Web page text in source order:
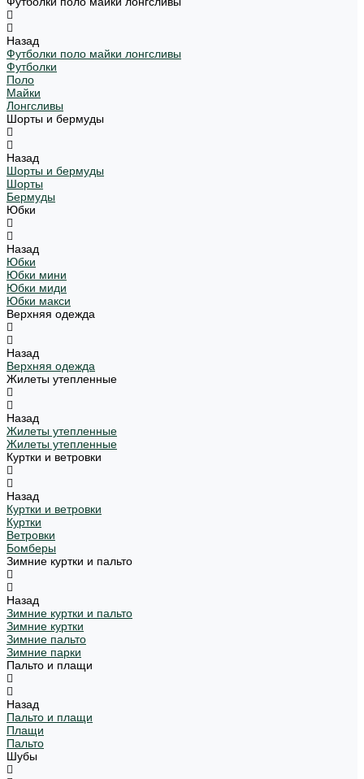
Назад
Футболки поло майки лонгсливы
Футболки
Поло
Майки
Лонгсливы
Шорты и бермуды
Назад
Шорты и бермуды
Шорты
Бермуды
Юбки
Назад
Юбки
Юбки мини
Юбки миди
Юбки макси
Верхняя одежда
Назад
Верхняя одежда
Жилеты утепленные
Назад
Жилеты утепленные
Жилеты утепленные
Куртки и ветровки
Назад
Куртки и ветровки
Куртки
Ветровки
Бомберы
Зимние куртки и пальто
Назад
Зимние куртки и пальто
Зимние куртки
Зимние пальто
Зимние парки
Пальто и плащи
Назад
Пальто и плащи
Плащи
Пальто
Шубы